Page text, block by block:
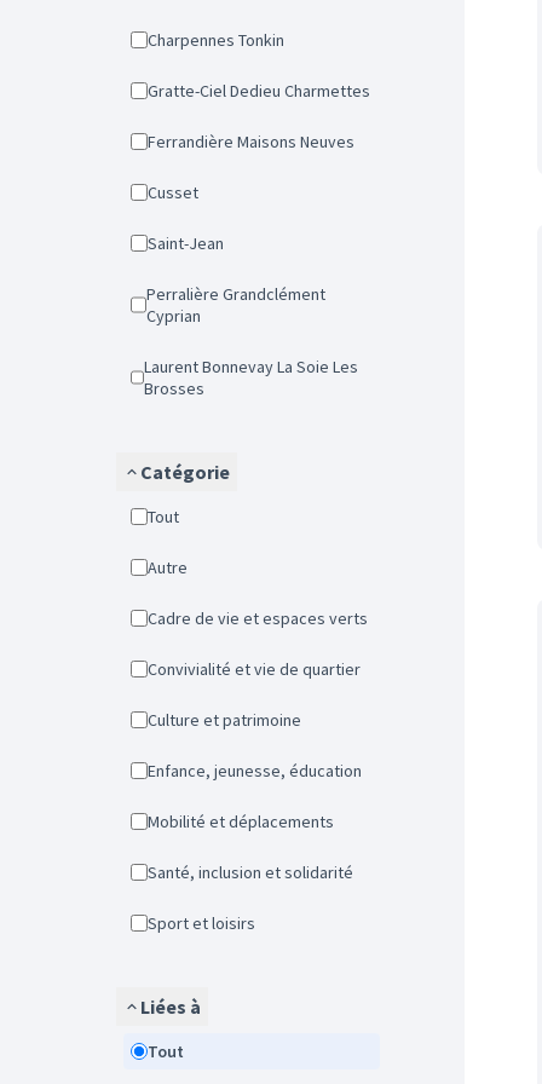
Charpennes Tonkin
Gratte-Ciel Dedieu Charmettes
Ferrandière Maisons Neuves
Cusset
Saint-Jean
Perralière Grandclément
Cyprian
Laurent Bonnevay La Soie Les
Brosses
Catégorie
Tout
Autre
Cadre de vie et espaces verts
Convivialité et vie de quartier
Culture et patrimoine
Enfance, jeunesse, éducation
Mobilité et déplacements
Santé, inclusion et solidarité
Sport et loisirs
Liées à
Tout